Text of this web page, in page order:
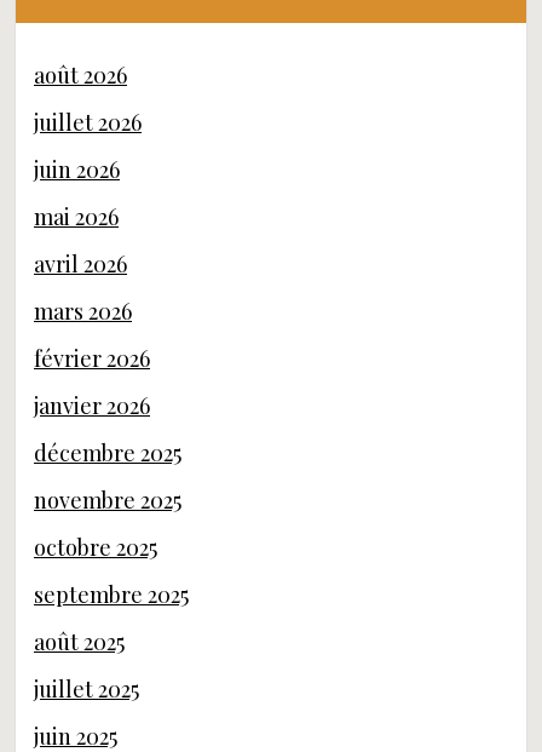
août 2026
juillet 2026
juin 2026
mai 2026
avril 2026
mars 2026
février 2026
janvier 2026
décembre 2025
novembre 2025
octobre 2025
septembre 2025
août 2025
juillet 2025
juin 2025